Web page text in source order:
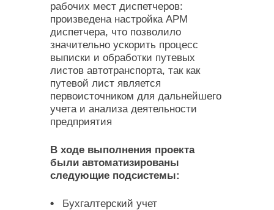
рабочих мест диспетчеров:
произведена настройка АРМ
диспетчера, что позволило
значительно ускорить процесс
выписки и обработки путевых
листов автотранспорта, так как
путевой лист является
первоисточником для дальнейшего
учета и анализа деятельности
предприятия
В ходе выполнения проекта
были автоматизированы
следующие подсистемы:
Бухгалтерский учет